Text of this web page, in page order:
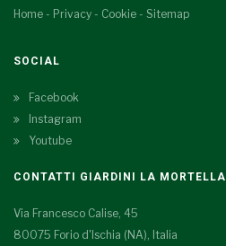
Home - Privacy - Cookie - Sitemap
SOCIAL
Facebook
Instagram
Youtube
CONTATTI GIARDINI LA MORTELLA
Via Francesco Calise, 45
80075 Forio d'Ischia (NA), Italia